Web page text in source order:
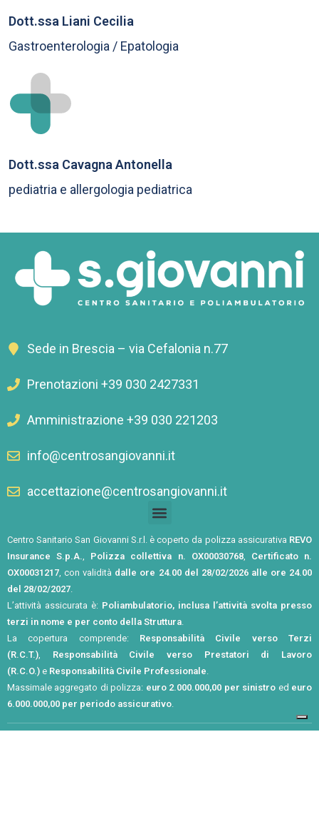
Dott.ssa Liani Cecilia
Gastroenterologia / Epatologia
Dott.ssa Cavagna Antonella
pediatria e allergologia pediatrica
Sede in Brescia – via Cefalonia n.77
Prenotazioni +39 030 2427331
Amministrazione +39 030 221203
info@centrosangiovanni.it
accettazione@centrosangiovanni.it
Centro Sanitario San Giovanni S.r.l. è coperto da polizza assicurativa REVO
Insurance S.p.A., Polizza collettiva n. OX00030768, Certificato n.
OX00031217, con validità dalle ore 24.00 del 28/02/2026 alle ore 24.00
del 28/02/2027.
L’attività assicurata è: Poliambulatorio, inclusa l’attività svolta presso
terzi in nome e per conto della Struttura.
La copertura comprende: Responsabilità Civile verso Terzi
(R.C.T.), Responsabilità Civile verso Prestatori di Lavoro
(R.C.O.) e Responsabilità Civile Professionale.
Massimale aggregato di polizza: euro 2.000.000,00 per sinistro ed euro
6.000.000,00 per periodo assicurativo.